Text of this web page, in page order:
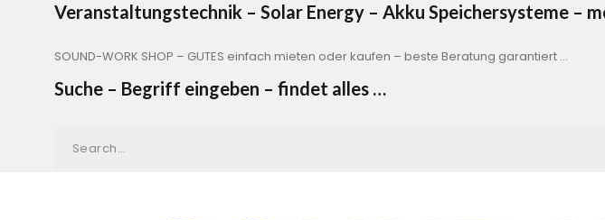
Veranstaltungstechnik – Solar Energy – Akku Speichersysteme –
SOUND-WORK SHOP – GUTES einfach mieten oder kaufen – beste Beratung garantiert …
Suche – Begriff eingeben – findet alles …